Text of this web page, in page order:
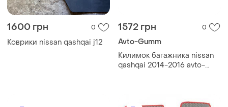
1600 грн 0
Коврики nissan qashqai j12
1572 грн 0
Avto-Gumm
Килимок багажника nissan
qashqai 2014-2016 avto-